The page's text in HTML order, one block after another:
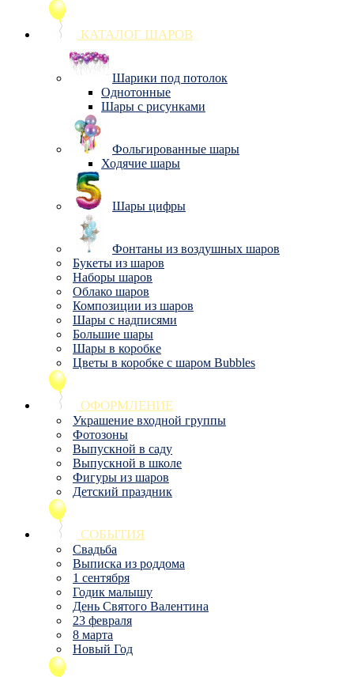
КАТАЛОГ ШАРОВ
Шарики под потолок
Однотонные
Шары с рисунками
Фольгированные шары
Ходячие шары
Шары цифры
Фонтаны из воздушных шаров
Букеты из шаров
Наборы шаров
Облако шаров
Композиции из шаров
Шары с надписями
Большие шары
Шары в коробке
Цветы в коробке с шаром Bubbles
ОФОРМЛЕНИЕ
Украшение входной группы
Фотозоны
Выпускной в саду
Выпускной в школе
Фигуры из шаров
Детский праздник
СОБЫТИЯ
Свадьба
Выписка из роддома
1 сентября
Годик малышу
День Святого Валентина
23 февраля
8 марта
Новый Год